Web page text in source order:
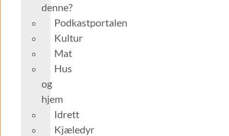
denne?
Podkastportalen
Kultur
Mat
Hus
og
hjem
Idrett
Kjæledyr